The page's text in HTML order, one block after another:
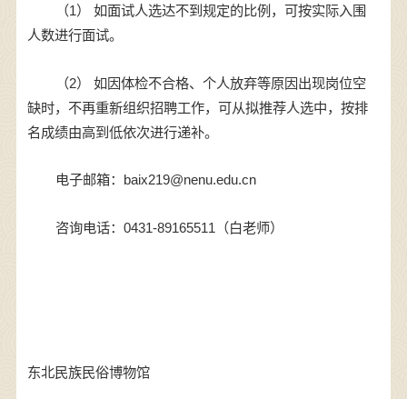
（1） 如面试人选达不到规定的比例，可按实际入围
人数进行面试。
（2） 如因体检不合格、个人放弃等原因出现岗位空
缺时，不再重新组织招聘工作，可从拟推荐人选中，按排
名成绩由高到低依次进行递补。
电子邮箱：baix219@nenu.edu.cn
咨询电话：0431-89165511（白老师）
东北民族民俗博物馆